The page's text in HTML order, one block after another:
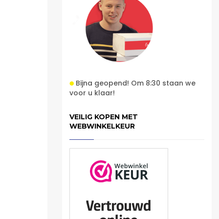
Bijna geopend! Om 8:30 staan we
voor u klaar!
VEILIG KOPEN MET
WEBWINKELKEUR